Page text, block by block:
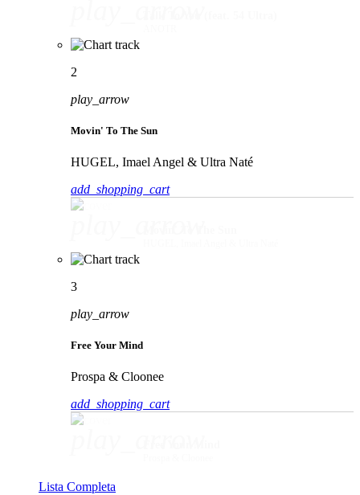
2
play_arrow
Movin' To The Sun
HUGEL, Imael Angel & Ultra Naté
add_shopping_cart
3
play_arrow
Free Your Mind
Prospa & Cloonee
add_shopping_cart
Lista Completa